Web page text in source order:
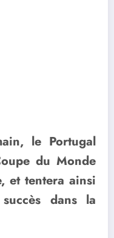
le Portugal
du Monde
et tentera ainsi
dans la